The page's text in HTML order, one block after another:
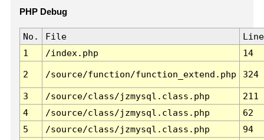
PHP Debug
No. File
Line
1
/index.php 14
2 /source/function/function_extend.php 324
3 /source/class/jzmysql.class.php
211
4
/source/class/jzmysql.class.php
62
5
/source/class/jzmysql.class.php
94